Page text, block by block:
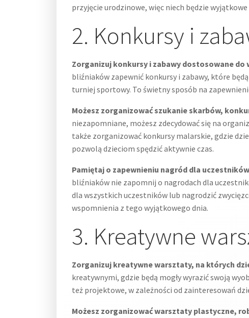
przyjęcie urodzinowe, więc niech będzie
2. Konkursy i
Zorganizuj konkursy i zabawy dostosowane do
bliźniaków zapewnić konkursy i zabawy, które
turniej sportowy. To świetny sposób na
Możesz zorganizować szukanie skarbów,
niezapomniane, możesz zdecydować się na
także zorganizować konkursy malarskie, gdzie
pozwolą dzieciom spędzić aktywnie czas.
Pamiętaj o zapewnieniu nagród dla
bliźniaków nie zapomnij o nagrodach dla
dla wszystkich uczestników lub nagrodzić
wspomnienia z tego wyjątkowego dnia.
3. Kreatywne
Zorganizuj kreatywne warsztaty, na których
kreatywnymi, gdzie będą mogły wyrazić swoją
też projektowe, w zależności od zainteresowań
Możesz zorganizować warsztaty plastyczne,